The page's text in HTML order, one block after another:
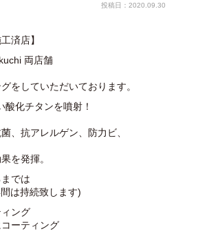
投稿日：2020.09.30
済店】
両店舗
をしていただいております。
化チタンを噴射！
、抗アレルゲン、防力ビ、
を発揮。
では
は持続致します)
ング
ーティング